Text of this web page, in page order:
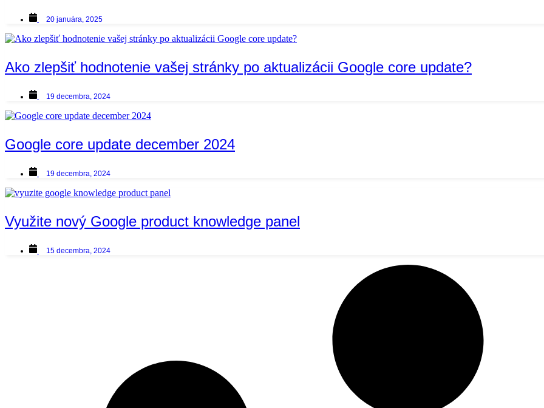
20 januára, 2025
Ako zlepšiť hodnotenie vašej stránky po aktualizácii Google core update?
19 decembra, 2024
Google core update december 2024
19 decembra, 2024
Využite nový Google product knowledge panel
15 decembra, 2024